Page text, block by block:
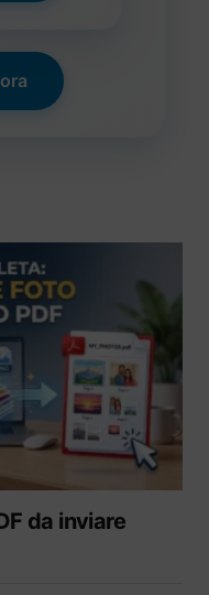
da inviare